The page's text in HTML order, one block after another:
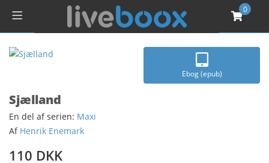
0
Ebog (epub)
Sjælland
En del af serien: Maxi
Af Henrik Enemark
110 DKK